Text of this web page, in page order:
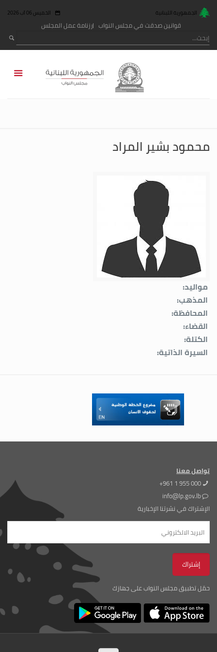
الجمهورية اللبنانية الخميس 06 آب 2026
قوانين صدقت في مجلس النواب رزنامة عمل المجلس
محمود بشير المراد
مواليد:
المذهب:
المحافظة:
القضاء:
الكتلة:
السيرة الذاتية:
تواصل معنا
+961 1 955 000
info@lp.gov.lb
الإشتراك في نشرتنا الإخبارية
حمّل تطبيق مجلس النواب على جهازك